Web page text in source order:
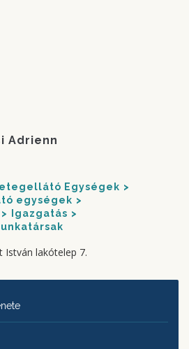
Adrienn
Egységek
egységek
Igazgatás
István lakótelep 7.